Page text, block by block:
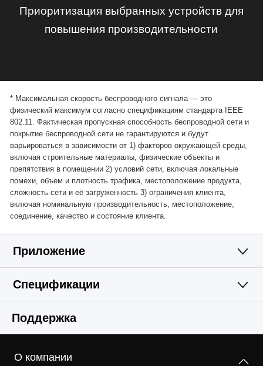
Приоритизация выбранных устройств для
повышения производительности
* Максимальная скорость беспроводного сигнала — это
физический максимум согласно спецификациям стандарта IEEE
802.11. Фактическая пропускная способность беспроводной сети и
покрытие беспроводной сети не гарантируются и будут
варьироваться в зависимости от 1) факторов окружающей среды,
включая строительные материалы, физические объекты и
препятствия в помещении 2) условий сети, включая локальные
помехи, объем и плотность трафика, местоположение продукта,
сложность сети и её загруженность 3) ограничения клиента,
включая номинальную производительность, местоположение,
соединение, качество и состояние клиента.
Приложение
Простое и
функциональное
Спецификации
Wi-Fi
IEEE 802.11ac/n/a 5 ГГц, IEEE 802.11b/g/n 2,4 ГГц
Поддержка
О компании